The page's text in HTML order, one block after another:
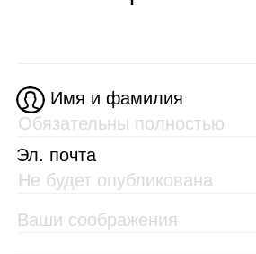
Имя и фамилия
Эл. почта